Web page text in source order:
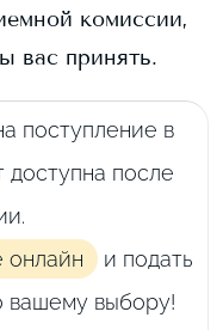
комиссии,
вас принять.
поступление в
после
онлайн
и подать
вашему выбору!